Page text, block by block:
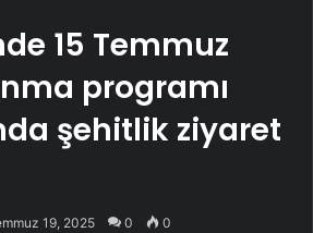
15 Temmuz
programı
şehitlik ziyaret
19, 2025 0 0